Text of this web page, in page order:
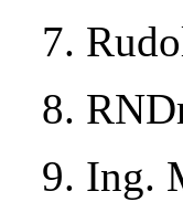
7.
8.
9. Ing.